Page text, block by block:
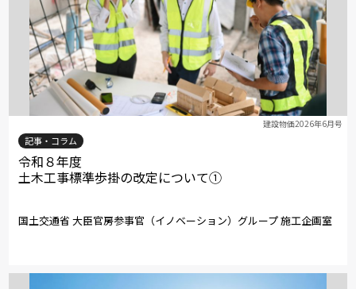
建設物価2026年6月号
記事・コラム
令和８年度
土木工事標準歩掛の改定について①
国土交通省 大臣官房参事官（イノベーション）グループ 施工企画室